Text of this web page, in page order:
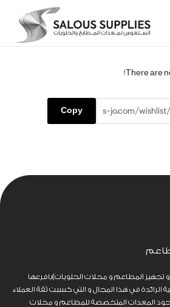
There are
المطاعم و محلات الحلويات)بافرعها
الرائدة في هذا المجال و التي كسبت ثقة العملاء
اجود المعدات المتخصصة للمطاعم و محلات